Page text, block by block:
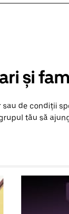
și
de condiții
tău să